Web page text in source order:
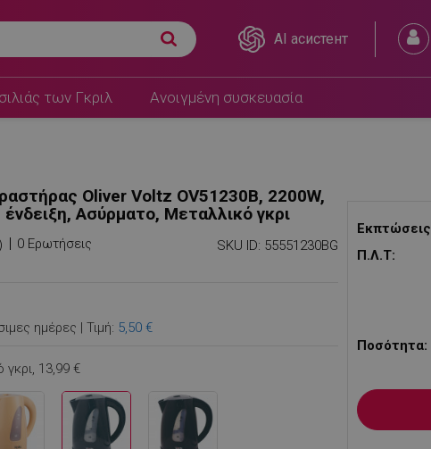
AI асистент 
των Γκριλ Ανοιγμένη συσκευασία
Oliver Voltz OV51230B, 2200W,
Ασύρματο, Μεταλλικό γκρι
SKU ID: 55551230BG
0 Ερωτήσεις
ημέρες | Τιμή: 5,50 €
γκρι, 13,99 €
Εκπτώσεις
Π.Λ.Τ:
Ποσότητα:
Π.Λ.Τ:17,99 €
Προσθήκη στο καλάθι